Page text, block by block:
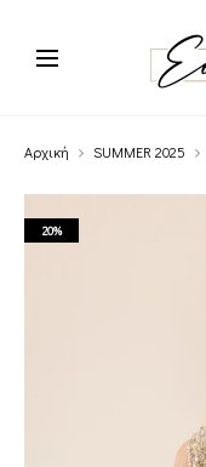
Αρχική SUMMER 2025
20%